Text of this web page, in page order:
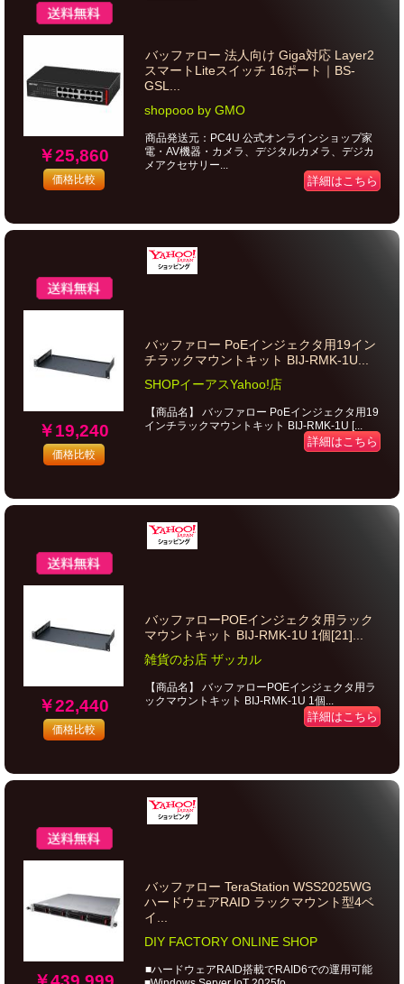
￥25,860
価格比較
バッファロー 法人向け Giga対応 Layer2
スマートLiteスイッチ 16ポート｜BS-
GSL...
shopooo by GMO
商品発送元：PC4U 公式オンラインショップ家
電・AV機器・カメラ、デジタルカメラ、デジカ
メアクセサリー...
詳細はこちら
￥19,240
価格比較
バッファロー PoEインジェクタ用19イン
チラックマウントキット BIJ-RMK-1U...
SHOPイーアスYahoo!店
【商品名】 バッファロー PoEインジェクタ用19
インチラックマウントキット BIJ-RMK-1U [...
詳細はこちら
￥22,440
価格比較
バッファローPOEインジェクタ用ラック
マウントキット BIJ-RMK-1U 1個[21]...
雑貨のお店 ザッカル
【商品名】 バッファローPOEインジェクタ用ラ
ックマウントキット BIJ-RMK-1U 1個...
詳細はこちら
バッファロー TeraStation WSS2025WG
ハードウェアRAID ラックマウント型4ベ
イ...
DIY FACTORY ONLINE SHOP
■ハードウェアRAID搭載でRAID6での運用可能